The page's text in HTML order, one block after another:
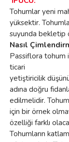
Tohumlar yeni
yüksektir.
suyunda bekletip
Nasıl
Passiflora tohum
ticari
yetiştiricilik
adına doğru
edilmelidir.
için bir örnek
özelliği farklı
Tohumların